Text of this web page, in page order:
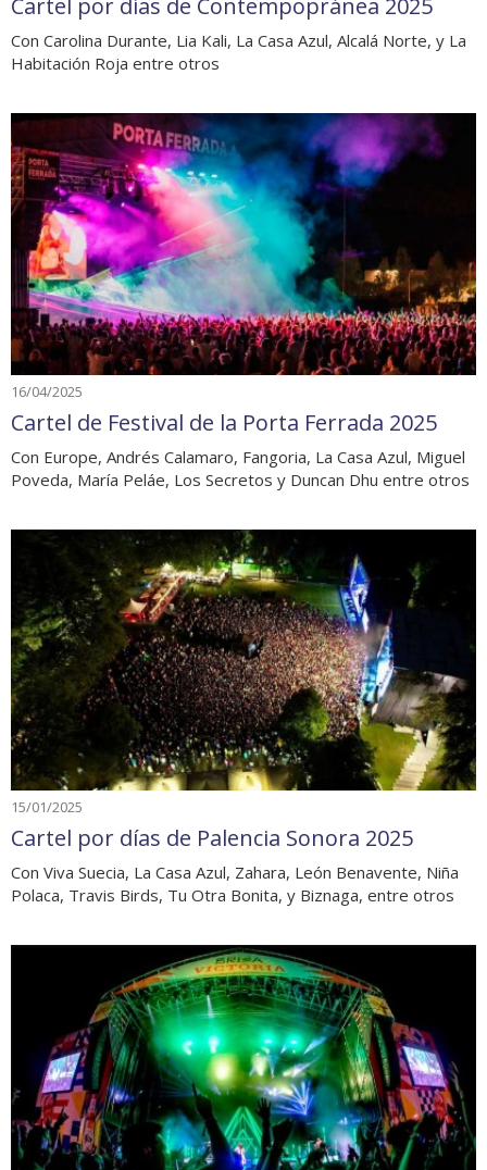
Con Carolina Durante, Lia Kali, La Casa Azul, Alcalá Norte, y La
Habitación Roja entre otros
16/04/2025
Cartel de Festival de la Porta Ferrada 2025
Con Europe, Andrés Calamaro, Fangoria, La Casa Azul, Miguel
Poveda, María Peláe, Los Secretos y Duncan Dhu entre otros
15/01/2025
Cartel por días de Palencia Sonora 2025
Con Viva Suecia, La Casa Azul, Zahara, León Benavente, Niña
Polaca, Travis Birds, Tu Otra Bonita, y Biznaga, entre otros